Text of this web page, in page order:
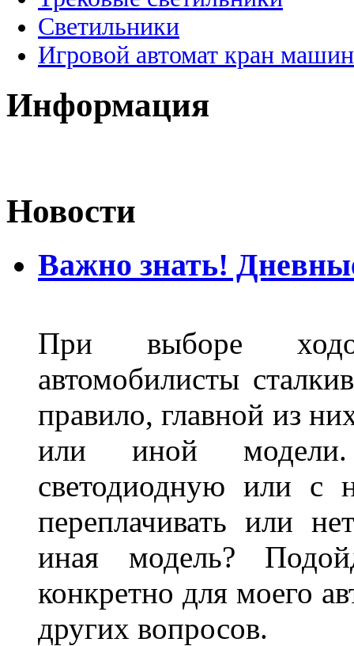
Светильники
Игровой автомат кран
Информация
Новости
Важно знать!
При выборе
автомобилисты
правило, главной из
или иной
светодиодную или с
переплачивать или
иная модель?
конкретно для моего
других вопросов.